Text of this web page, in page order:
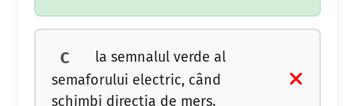
C
la semnalul verde al
semaforului electric, când
schimbi direcţia de mers.